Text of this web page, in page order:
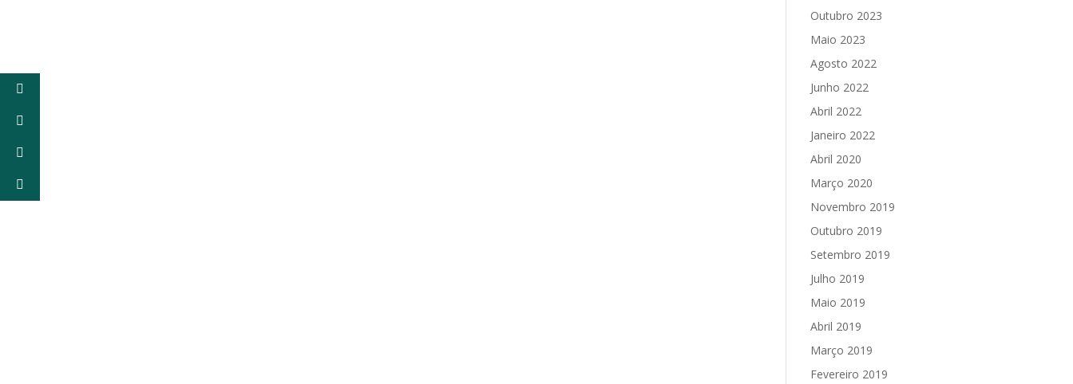
Outubro 2023
Maio 2023
Agosto 2022
Junho 2022
Abril 2022
Janeiro 2022
Abril 2020
Março 2020
Novembro 2019
Outubro 2019
Setembro 2019
Julho 2019
Maio 2019
Abril 2019
Março 2019
Fevereiro 2019